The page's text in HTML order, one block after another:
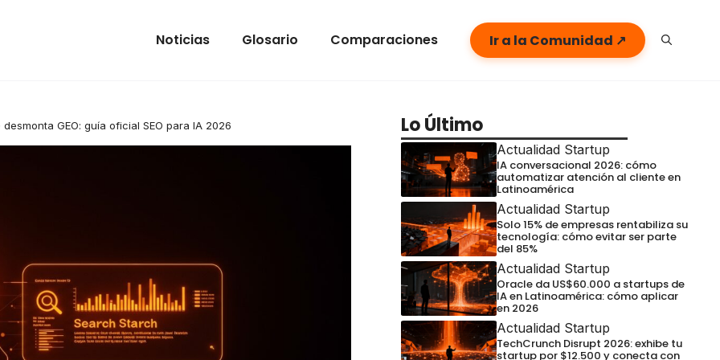
Noticias Glosario Comparaciones Ir a la Comunidad ↗
desmonta GEO: guía oficial SEO para IA 2026 Lo Último
Actualidad Startup
IA conversacional 2026: cómo
automatizar atención al cliente en
Latinoamérica
Actualidad Startup
Solo 15% de empresas rentabiliza su
tecnología: cómo evitar ser parte
del 85%
Actualidad Startup
Oracle da US$60.000 a startups de
IA en Latinoamérica: cómo aplicar
en 2026
Actualidad Startup
TechCrunch Disrupt 2026: exhibe tu
startup por $12.500 y conecta con